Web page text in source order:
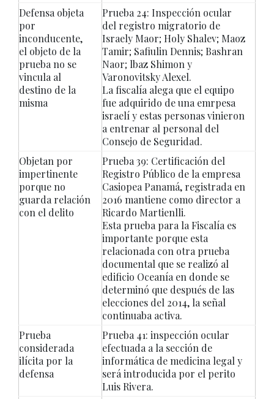
Defensa objeta
por
inconducente,
el objeto de la
prueba no se
vincula al
destino de la
misma
Prueba 24: Inspección ocular
del registro migratorio de
Israely Maor; Holy Shalev; Maoz
Tamir; Safiulin Dennis; Bashran
Naor; lbaz Shimon y
Varonovitsky Alexel.
La fiscalía alega que el equipo
fue adquirido de una emrpesa
israelí y estas personas vinieron
a entrenar al personal del
Consejo de Seguridad.
Objetan por
impertinente
porque no
guarda relación
con el delito
Prueba 39: Certificación del
Registro Público de la empresa
Casiopea Panamá, registrada en
2016 mantiene como director a
Ricardo Martienlli.
Esta prueba para la Fiscalía es
importante porque esta
relacionada con otra prueba
documental que se realizó al
edificio Oceanía en donde se
determinó que después de las
elecciones del 2014, la señal
continuaba activa.
Prueba
considerada
ilícita por la
defensa
Prueba 41: inspección ocular
efectuada a la sección de
informática de medicina legal y
será introducida por el perito
Luis Rivera.